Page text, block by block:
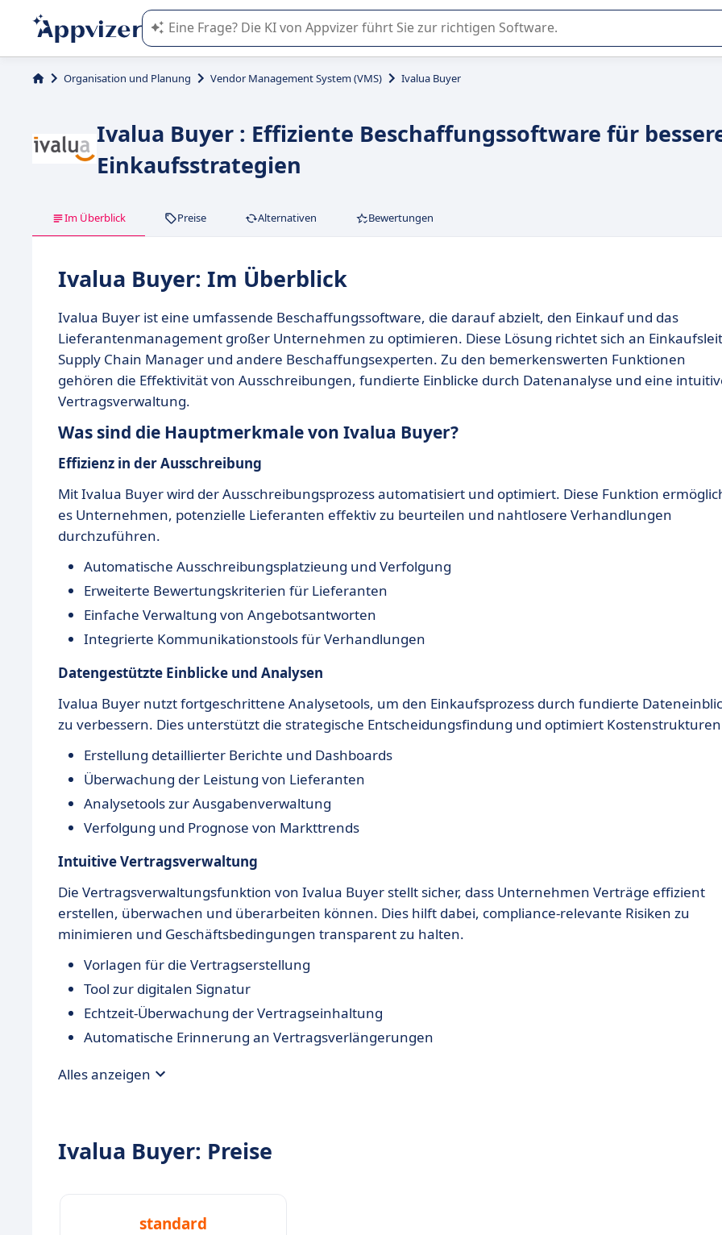
Die KI von Appvizer führt Sie bei der Nutzung oder Auswahl von SaaS-Software in Unternehmen.
Organisation und Planung Vendor Management System (VMS) Ivalua Buyer
Ivalua Buyer : Effiziente Beschaffungssoftware für
Einkaufsstrategien
Im Überblick Preise Alternativen Bewertungen
Ivalua Buyer: Im Überblick
Ivalua Buyer ist eine umfassende Beschaffungssoftware, die darauf abzielt, den Einkauf und das
Lieferantenmanagement großer Unternehmen zu optimieren. Diese Lösung richtet sich an
Supply Chain Manager und andere Beschaffungsexperten. Zu den bemerkenswerten Funktionen
gehören die Effektivität von Ausschreibungen, fundierte Einblicke durch Datenanalyse und eine
Vertragsverwaltung.
Was sind die Hauptmerkmale von Ivalua Buyer?
Effizienz in der Ausschreibung
Mit Ivalua Buyer wird der Ausschreibungsprozess automatisiert und optimiert. Diese Funktion
es Unternehmen, potenzielle Lieferanten effektiv zu beurteilen und nahtlosere Verhandlungen
durchzuführen.
Automatische Ausschreibungsplatzieung und Verfolgung
Erweiterte Bewertungskriterien für Lieferanten
Einfache Verwaltung von Angebotsantworten
Integrierte Kommunikationstools für Verhandlungen
Datengestützte Einblicke und Analysen
Ivalua Buyer nutzt fortgeschrittene Analysetools, um den Einkaufsprozess durch fundierte
zu verbessern. Dies unterstützt die strategische Entscheidungsfindung und optimiert
Erstellung detaillierter Berichte und Dashboards
Überwachung der Leistung von Lieferanten
Analysetools zur Ausgabenverwaltung
Verfolgung und Prognose von Markttrends
Intuitive Vertragsverwaltung
Die Vertragsverwaltungsfunktion von Ivalua Buyer stellt sicher, dass Unternehmen Verträge effizient
erstellen, überwachen und überarbeiten können. Dies hilft dabei, compliance-relevante Risiken zu
minimieren und Geschäftsbedingungen transparent zu halten.
Vorlagen für die Vertragserstellung
Tool zur digitalen Signatur
Echtzeit-Überwachung der Vertragseinhaltung
Automatische Erinnerung an Vertragsverlängerungen
Alles anzeigen
Ivalua Buyer: Preise
standard